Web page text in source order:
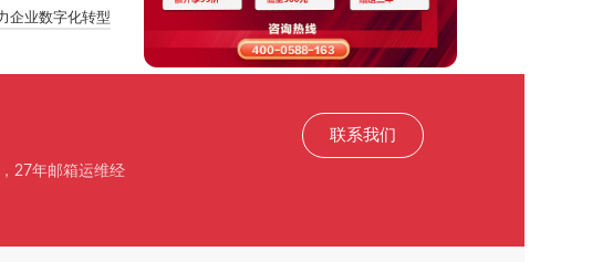
企业数字化转型
27年邮箱运维经
联系我们